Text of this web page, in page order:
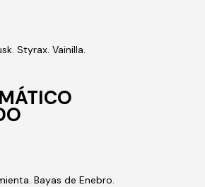
Styrax. Vainilla.
Bayas de Enebro.